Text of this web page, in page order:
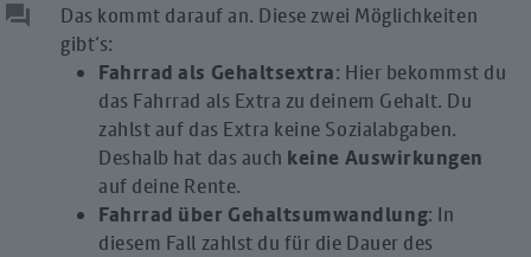
question_answer
Das kommt darauf an. Diese zwei Möglichkeiten
gibt‘s:
Fahrrad als Gehaltsextra: Hier bekommst du
das Fahrrad als Extra zu deinem Gehalt. Du
zahlst auf das Extra keine Sozialabgaben.
Deshalb hat das auch keine Auswirkungen
auf deine Rente.
Fahrrad über Gehaltsumwandlung: In
diesem Fall zahlst du für die Dauer des